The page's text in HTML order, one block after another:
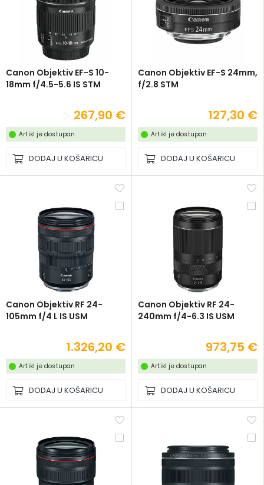
Canon Objektiv EF-S 10-
18mm f/4.5-5.6 IS STM
267,90 €
Artikl je dostupan
DODAJ U KOŠARICU
Canon Objektiv EF-S 24mm,
f/2.8 STM
127,30 €
Artikl je dostupan
DODAJ U KOŠARICU
Canon Objektiv RF 24-
105mm f/4 L IS USM
1.326,20 €
Artikl je dostupan
DODAJ U KOŠARICU
Canon Objektiv RF 24-
240mm f/4-6.3 IS USM
973,75 €
Artikl je dostupan
DODAJ U KOŠARICU